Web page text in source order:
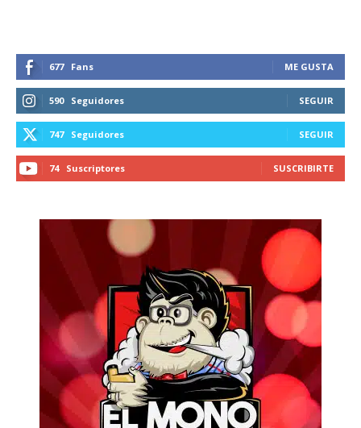
677 Fans ME GUSTA
590 Seguidores SEGUIR
747 Seguidores SEGUIR
74 Suscriptores SUSCRIBIRTE